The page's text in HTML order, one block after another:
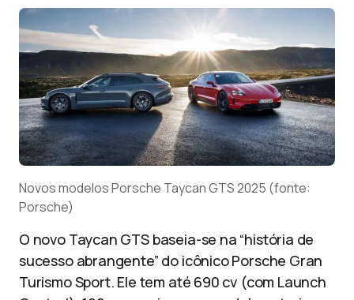
Novos modelos Porsche Taycan GTS 2025 (fonte:
Porsche)
O novo Taycan GTS baseia-se na “história de
sucesso abrangente” do icônico Porsche Gran
Turismo Sport. Ele tem até 690 cv (com Launch